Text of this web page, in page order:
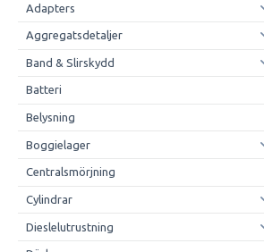
Adapters
Aggregatsdetaljer
Band & Slirskydd
Batteri
Belysning
Boggielager
Centralsmörjning
Cylindrar
Dieslelutrustning